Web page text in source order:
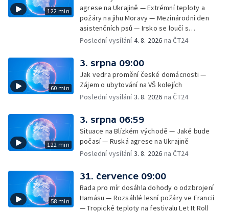
122 min
agrese na Ukrajině — Extrémní teploty a
požáry na jihu Moravy — Mezinárodní den
asistenčních psů — Irsko se loučí s
hudebníkem Glenem Hansardem
Poslední vysílání4. 8. 2026 na ČT24
60 min
3. srpna 09:00
Jak vedra promění české domácnosti —
Zájem o ubytování na VŠ kolejích
Poslední vysílání3. 8. 2026 na ČT24
122 min
3. srpna 06:59
Situace na Blízkém východě — Jaké bude
počasí — Ruská agrese na Ukrajině
Poslední vysílání3. 8. 2026 na ČT24
58 min
31. července 09:00
Rada pro mír dosáhla dohody o odzbrojení
Hamásu — Rozsáhlé lesní požáry ve Francii
— Tropické teploty na festivalu Let It Roll